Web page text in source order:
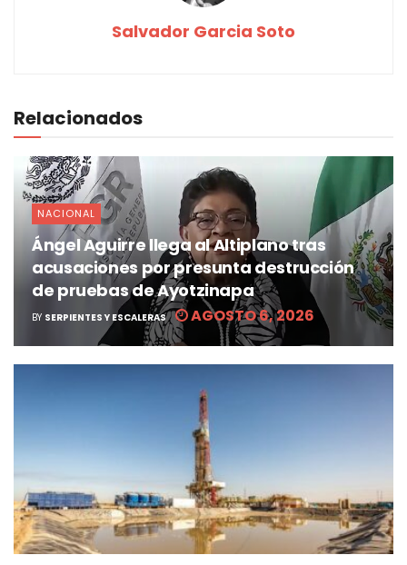
Salvador Garcia Soto
Relacionados
NACIONAL
Ángel Aguirre llega al Altiplano tras
acusaciones por presunta destrucción
de pruebas de Ayotzinapa
BY SERPIENTES Y ESCALERAS AGOSTO 6, 2026